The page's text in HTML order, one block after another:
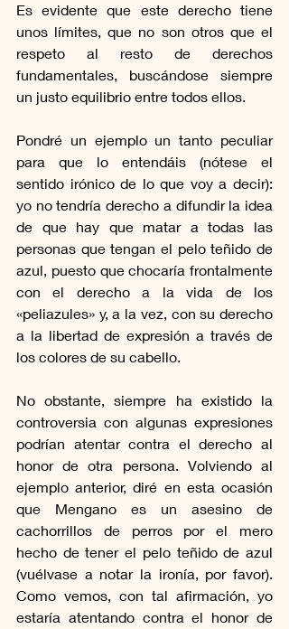
Es evidente que este derecho tiene
unos límites, que no son otros que el
respeto al resto de derechos
fundamentales, buscándose siempre
un justo equilibrio entre todos ellos.
Pondré un ejemplo un tanto peculiar
para que lo entendáis (nótese el
sentido irónico de lo que voy a decir):
yo no tendría derecho a difundir la idea
de que hay que matar a todas las
personas que tengan el pelo teñido de
azul, puesto que chocaría frontalmente
con el derecho a la vida de los
«peliazules» y, a la vez, con su derecho
a la libertad de expresión a través de
los colores de su cabello.
No obstante, siempre ha existido la
controversia con algunas expresiones
podrían atentar contra el derecho al
honor de otra persona. Volviendo al
ejemplo anterior, diré en esta ocasión
que Mengano es un asesino de
cachorrillos de perros por el mero
hecho de tener el pelo teñido de azul
(vuélvase a notar la ironía, por favor).
Como vemos, con tal afirmación, yo
estaría atentando contra el honor de